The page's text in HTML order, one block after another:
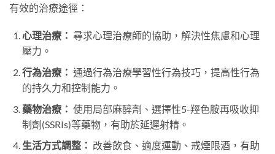
有效的治療途徑：
心理治療： 尋求心理治療師的協助，解決性焦慮和心理
壓力。
行為治療： 通過行為治療學習性行為技巧，提高性行為
的持久力和控制能力。
藥物治療： 使用局部麻醉劑、選擇性5-羥色胺再吸收抑
制劑(SSRIs)等藥物，有助於延遲射精。
生活方式調整： 改善飲食、適度運動、戒煙限酒，有助